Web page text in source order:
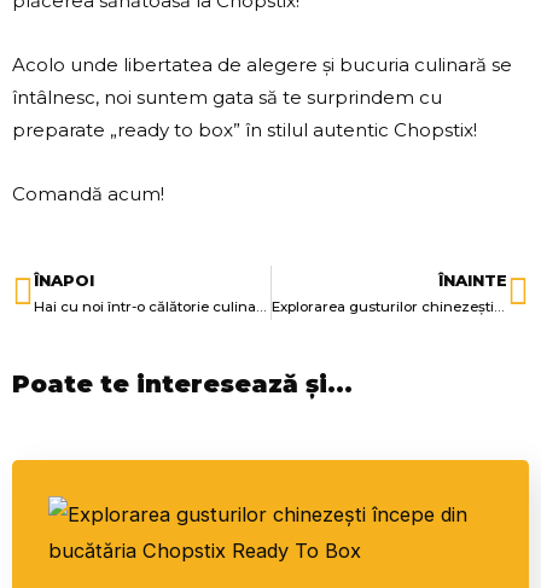
Acolo unde libertatea de alegere și bucuria culinară se
întâlnesc, noi suntem gata să te surprindem cu
preparate „ready to box” în stilul autentic Chopstix!
Comandă acum!
Prev
ÎNAPOI
Hai cu noi într-o călătorie culinară prin cele mai vibrante orașe ale țării!
ÎNAINTE
Explorarea gusturilor chinezești începe din bucătăria Chopstix Ready To Box
Poate te interesează și...